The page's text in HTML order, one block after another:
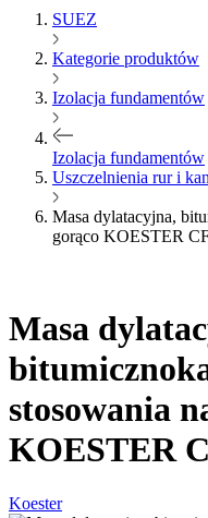
SUEZ
Kategorie produktów
Izolacja fundamentów
Izolacja fundamentów
Uszczelnienia rur i
Masa dylatacyjna,
gorąco KOESTER
Masa
stosowania
KOESTER
Koester